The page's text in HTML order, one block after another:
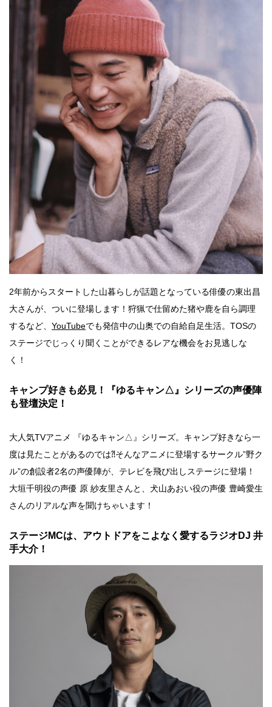
2年前からスタートした山暮らしが話題となっている俳優の東出昌
大さんが、ついに登場します！狩猟で仕留めた猪や鹿を自ら調理
するなど、 YouTubeでも発信中の山奥での自給自足生活。TOSの
ステージでじっくり聞くことができるレアな機会をお見逃しな
く！
キャンプ好きも必見！『ゆるキャン△』シリーズの声優陣
も登壇決定！
大人気TVアニメ 『ゆるキャン△』シリーズ。キャンプ好きなら一
度は見たことがあるのでは⁈そんなアニメに登場するサークル”野ク
ル”の創設者2名の声優陣が、テレビを飛び出しステージに登場！
大垣千明役の声優 原 紗友里さんと、犬山あおい役の声優 豊崎愛生
さんのリアルな声を聞けちゃいます！
ステージMCは、アウトドアをこよなく愛するラジオDJ 井
手大介！